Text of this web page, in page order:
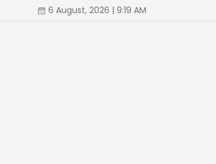
6 August, 2026 | 9:19 AM